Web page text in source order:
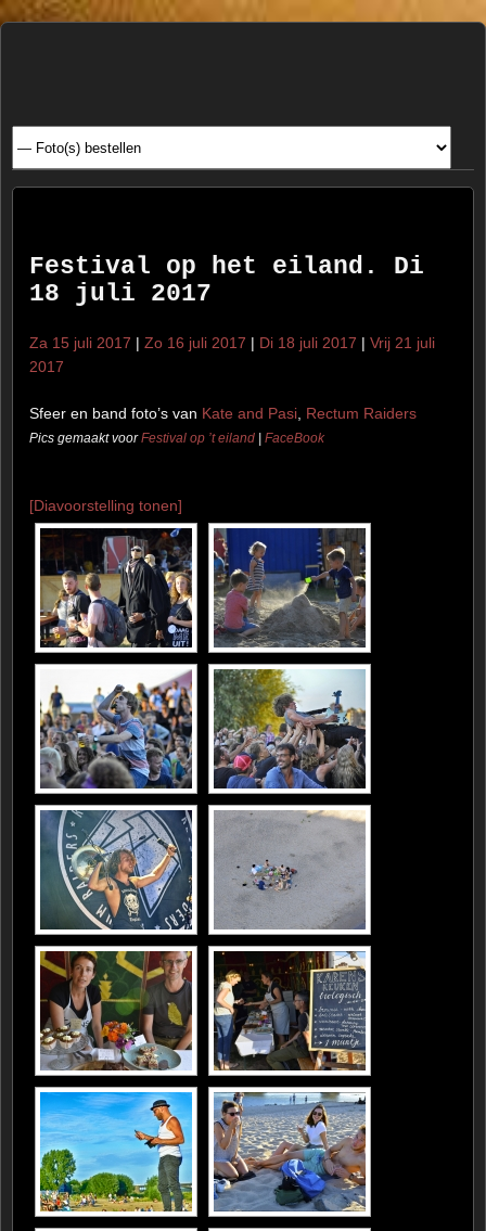
Beenen
Festival op het eiland. Di
18 juli 2017
Za 15 juli 2017 | Zo 16 juli 2017 | Di 18 juli 2017 | Vrij 21 juli
2017
Sfeer en band foto’s van Kate and Pasi Rectum Raiders
Pics gemaakt voorFestival op ’t eiland | FaceBook
[Diavoorstelling tonen]